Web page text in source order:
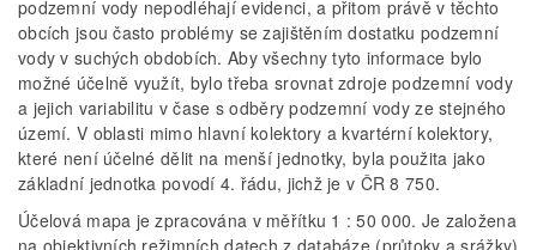
podzemní vody nepodléhají evidenci, a přitom právě v těchto
obcích jsou často problémy se zajištěním dostatku podzemní
vody v suchých obdobích. Aby všechny tyto informace bylo
možné účelně využít, bylo třeba srovnat zdroje podzemní vody
a jejich variabilitu v čase s odběry podzemní vody ze stejného
území. V oblasti mimo hlavní kolektory a kvartérní kolektory,
které není účelné dělit na menší jednotky, byla použita jako
základní jednotka povodí 4. řádu, jichž je v ČR 8 750.
Účelová mapa je zpracována v měřítku 1 : 50 000. Je založena
na objektivních režimních datech z databáze (průtoky a srážky)